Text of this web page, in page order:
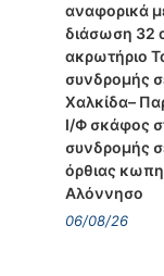
αναφορικά
διάσωση 32
ακρωτήριο
συνδρομής
Χαλκίδα–
Ι/Φ σκάφος
συνδρομής
όρθιας
Αλόννησο
06/08/26